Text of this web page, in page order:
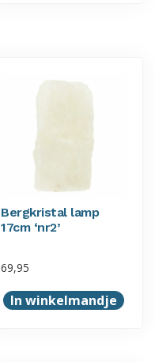
Bergkristal lamp
17cm ‘nr2’
69,95
In winkelmandje